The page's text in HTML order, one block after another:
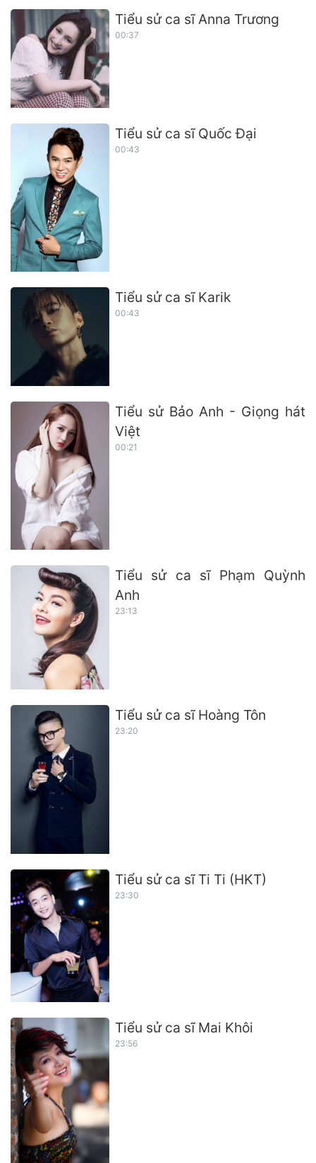
Tiểu sử ca sĩ Anna Trương
00:37
Tiểu sử ca sĩ Quốc Đại
00:43
Tiểu sử ca sĩ Karik
00:43
Tiểu sử Bảo Anh - Giọng hát
Việt
00:21
Tiểu sử ca sĩ Phạm Quỳnh
Anh
23:13
Tiểu sử ca sĩ Hoàng Tôn
23:20
Tiểu sử ca sĩ Ti Ti (HKT)
23:30
Tiểu sử ca sĩ Mai Khôi
23:56